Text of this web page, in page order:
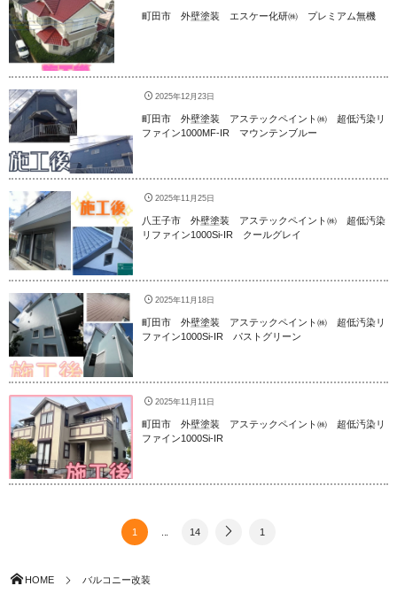
町田市 外壁塗装 エスケー化研㈱ プレミアム無機
2025年12月23日
町田市 外壁塗装 アステックペイント㈱ 超低汚染リ
ファイン1000MF-IR マウンテンブルー
2025年11月25日
八王子市 外壁塗装 アステックペイント㈱ 超低汚染
リファイン1000Si-IR クールグレイ
2025年11月18日
町田市 外壁塗装 アステックペイント㈱ 超低汚染リ
ファイン1000Si-IR パストグリーン
2025年11月11日
町田市 外壁塗装 アステックペイント㈱ 超低汚染リ
ファイン1000Si-IR
1 14 1
HOME バルコニー改装